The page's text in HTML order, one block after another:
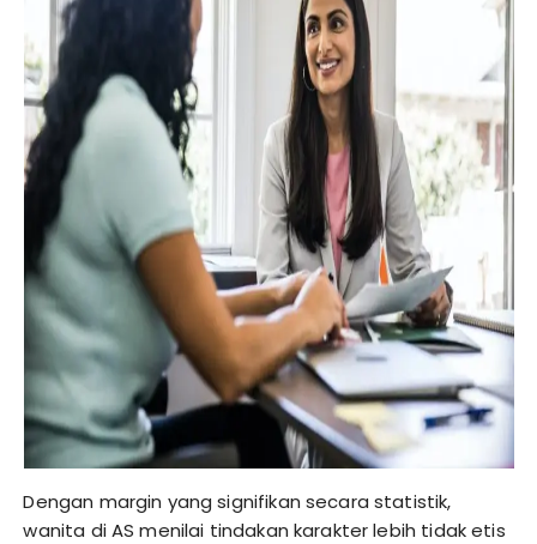
Dengan margin yang signifikan secara statistik,
wanita di AS menilai tindakan karakter lebih tidak etis